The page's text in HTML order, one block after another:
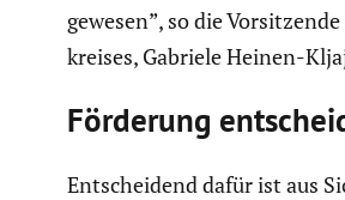
gewesen”, so die
kreises, Gabriele Heinen-
Förderung
Entschei­dend dafür ist aus